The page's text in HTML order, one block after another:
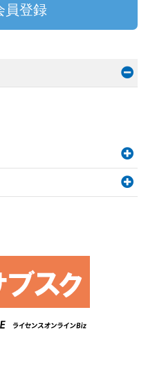
員登録